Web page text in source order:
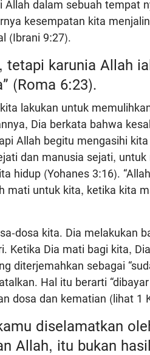
dalam sebuah tempat
kesempatan kita
(Ibrani 9:27).
tetapi karunia Allah
(Roma 6:23).
lakukan untuk
Dia berkata bahwa
Allah begitu mengasihi
dan manusia sejati,
hidup (Yohanes 3:16).
mati untuk kita, ketika kita
dosa kita. Dia melakukan
Ketika Dia mati bagi kita,
diterjemahkan sebagai
Hal itu berarti “dibayar
dosa dan kematian (lihat 1
diselamatkan
Allah, itu bukan